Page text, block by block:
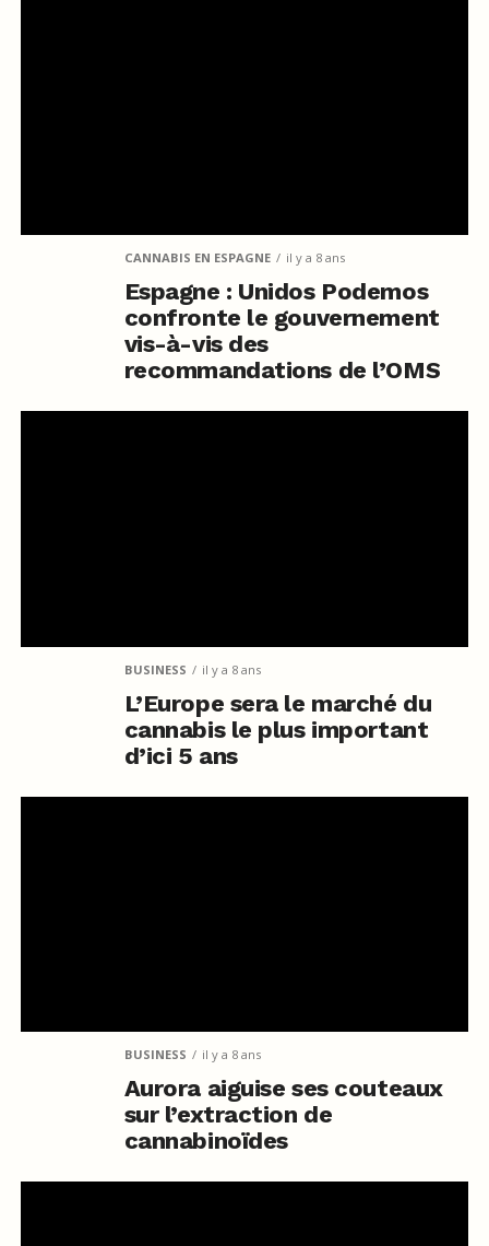
CANNABIS EN ESPAGNE il y a 8 ans
Espagne : Unidos Podemos
confronte le gouvernement
vis-à-vis des
recommandations de l’OMS
BUSINESS il y a 8 ans
L’Europe sera le marché du
cannabis le plus important
d’ici 5 ans
BUSINESS il y a 8 ans
Aurora aiguise ses couteaux
sur l’extraction de
cannabinoïdes